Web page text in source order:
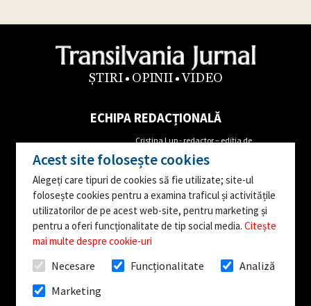
ȘTIRI OPINII VIDEO
ECHIPA REDACȚIONALĂ
Tel: 0762655681
Augustin Danci- Director
Editorial
Tel: 0746163842
Cristina Lup - redactor – ediția de
Maramureș
Mircea Iordache- redactor corespondent
Ioana Popa – reporter corespondent
Ana Moruțan- reporter corespondent
Editor video – Vasile Stejerean
redacției: Bistrița, str. Petru Rareș, nr. 7A
Acest site folosește cookies
Alegeți care tipuri de cookies să fie utilizate; site-ul
folosește cookies pentru a examina traficul și activitățile
utilizatorilor de pe acest web-site, pentru marketing și
pentru a oferi funcționalitate de tip social media. Citește
mai multe despre cookie-uri
Necesare Funcționalitate
Analiză
Marketing